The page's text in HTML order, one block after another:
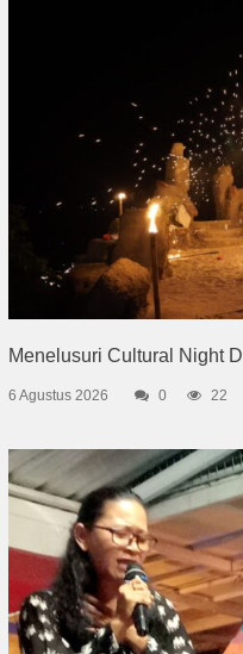
Menelusuri Cultural Night
6 Agustus 2026 0 22